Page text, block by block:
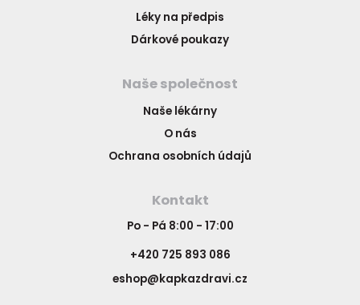
Léky na předpis
Dárkové poukazy
Naše společnost
Naše lékárny
O nás
Ochrana osobních údajů
Kontakt
Po - Pá 8:00 - 17:00
+420 725 893 086
eshop@kapkazdravi.cz